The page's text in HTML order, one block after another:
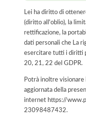
Lei ha diritto di
(diritto all'oblio), la
rettificazione, la
dati personali che La
esercitare tutti i diritti
20, 21, 22 del GDPR.
Potrà inoltre
aggiornata della
internet https://
23098487432.